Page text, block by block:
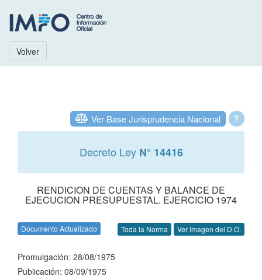
Volver
?
Ver Base Jurisprudencia Nacional
Decreto Ley N° 14416
RENDICION DE CUENTAS Y BALANCE DE
EJECUCION PRESUPUESTAL. EJERCICIO 1974
Documento Actualizado Toda la Norma Ver Imagen del D.O.
Promulgación: 28/08/1975
Publicación: 08/09/1975